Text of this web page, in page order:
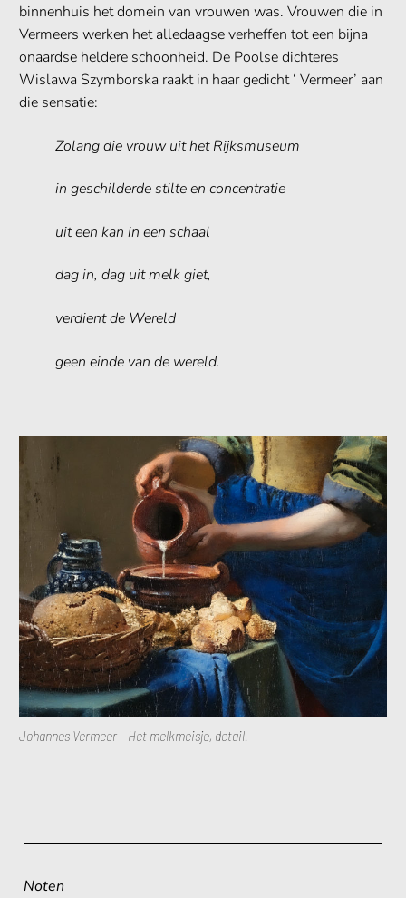
binnenhuis het domein van vrouwen was. Vrouwen die in
Vermeers werken het alledaagse verheffen tot een bijna
onaardse heldere schoonheid. De Poolse dichteres
Wislawa Szymborska raakt in haar gedicht ‘ Vermeer’ aan
die sensatie:
Zolang die vrouw uit het Rijksmuseum
in geschilderde stilte en concentratie
uit een kan in een schaal
dag in, dag uit melk giet,
verdient de Wereld
geen einde van de wereld.
Johannes Vermeer – Het melkmeisje, detail.
Noten